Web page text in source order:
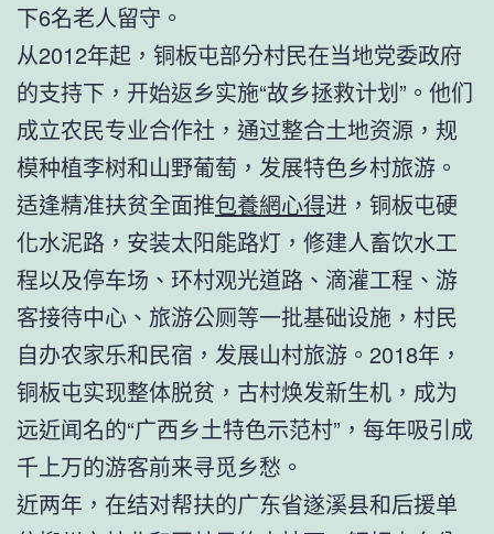
下6名老人留守。
从2012年起，铜板屯部分村民在当地党委政府
的支持下，开始返乡实施“故乡拯救计划”。他们
成立农民专业合作社，通过整合土地资源，规
模种植李树和山野葡萄，发展特色乡村旅游。
适逢精准扶贫全面推包養網心得进，铜板屯硬
化水泥路，安装太阳能路灯，修建人畜饮水工
程以及停车场、环村观光道路、滴灌工程、游
客接待中心、旅游公厕等一批基础设施，村民
自办农家乐和民宿，发展山村旅游。2018年，
铜板屯实现整体脱贫，古村焕发新生机，成为
远近闻名的“广西乡土特色示范村”，每年吸引成
千上万的游客前来寻觅乡愁。
近两年，在结对帮扶的广东省遂溪县和后援单